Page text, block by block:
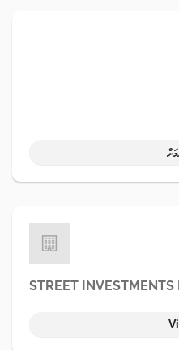
STREET INVESTMENTS